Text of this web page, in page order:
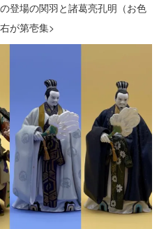
登場の関羽と諸葛亮孔明（お色
が第壱集>